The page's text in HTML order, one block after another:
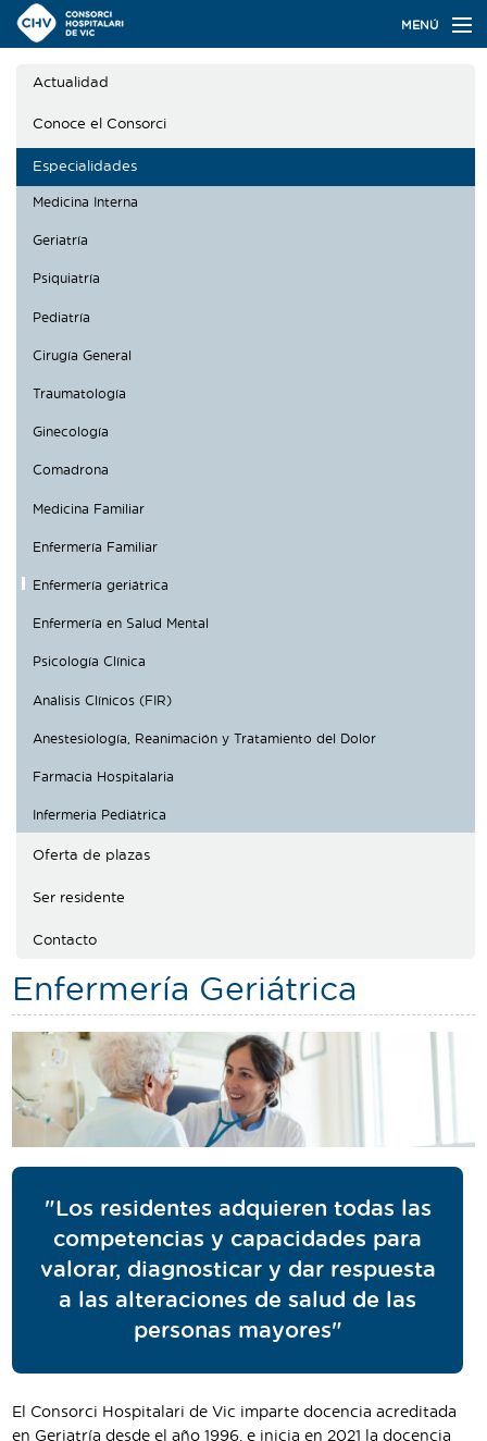
Navegación
principal
MENÚ
Conoce el Consorci
Especialidades
Contacto
Segueix-nos:
Actualidad
Conoce el Consorci
Especialidades
Medicina Interna
Geriatría
Psiquiatría
Pediatría
Cirugía General
Traumatología
Ginecología
Comadrona
Medicina Familiar
Enfermería Familiar
Enfermería geriátrica
Enfermería en Salud Mental
Psicología Clínica
Análisis Clínicos (FIR)
Anestesiología, Reanimación y Tratamiento del Dolor
Farmacia Hospitalaria
Infermeria Pediátrica
Oferta de plazas
Ser residente
Contacto
Enfermería Geriátrica
"Los residentes adquieren todas las
competencias y capacidades para
valorar, diagnosticar y dar respuesta
a las alteraciones de salud de las
personas mayores"
El Consorci Hospitalari de Vic imparte docencia acreditada
en Geriatría desde el año 1996, e inicia en 2021 la docencia